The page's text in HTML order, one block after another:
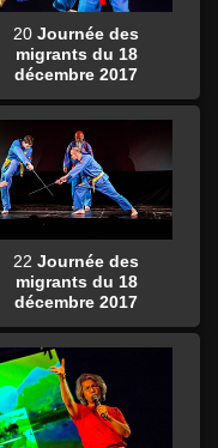
20 Journée des
migrants du 18
décembre 2017
22 Journée des
migrants du 18
décembre 2017